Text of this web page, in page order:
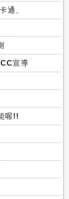
通、
宣導
喔!!